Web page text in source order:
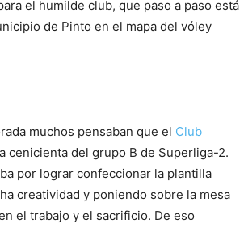
el humilde club, que paso a paso está
de Pinto en el mapa del vóley
muchos pensaban que el Club
cenicienta del grupo B de Superliga-2.
por lograr confeccionar la plantilla
creatividad y poniendo sobre la mesa
el trabajo y el sacrificio. De eso